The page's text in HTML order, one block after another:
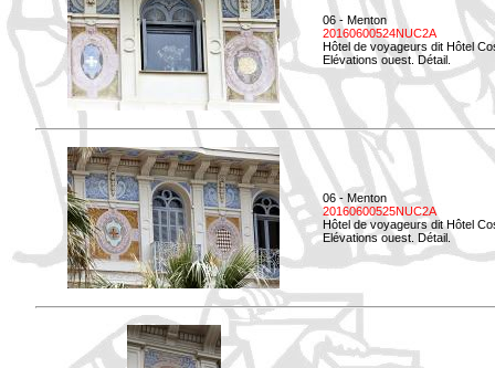
06 - Menton
20160600524NUC2A
Hôtel de voyageurs dit Hôtel
Elévations ouest. Détail.
06 - Menton
20160600525NUC2A
Hôtel de voyageurs dit Hôtel
Elévations ouest. Détail.